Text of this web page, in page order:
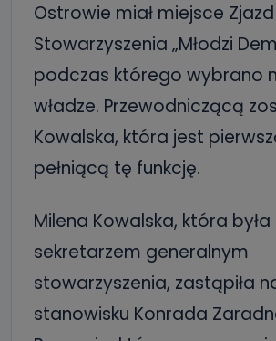
Ostrowie miał miejsce
Stowarzyszenia „Młodzi
podczas którego wybrano
władze. Przewodniczącą
Kowalska, która jest
pełniącą tę funkcję.
Milena Kowalska, która
sekretarzem generalnym
stowarzyszenia, zastąpiła
stanowisku Konrada